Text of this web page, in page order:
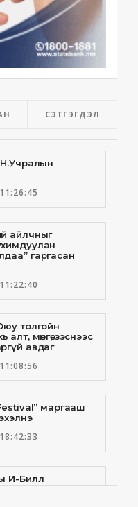
СЭТГЭГДЭЛ
Н.Учралын
айлчныг
гаргасан
толгойн
мөнгө, зэснээс
авдаг
маргааш
И-Билл
банк